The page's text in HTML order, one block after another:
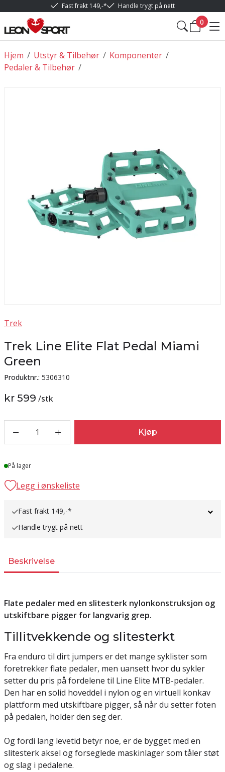
Fast frakt 149,-* Handle trygt på nett
0
/
Hjem /
Utstyr & Tilbehør /
Komponenter
/
Pedaler & Tilbehør
Trek
Trek Line Elite Flat Pedal Miami
Green
Produktnr.: 5306310
kr 599 /stk
1 Kjøp
Lager
På lager
Legg i ønskeliste
Fast frakt 149,-*
Handle trygt på nett
Beskrivelse
Flate pedaler med en slitesterk nylonkonstruksjon og
utskiftbare pigger for langvarig grep.
Tillitvekkende og slitesterkt
Fra enduro til dirt jumpers er det mange syklister som
foretrekker flate pedaler, men uansett hvor du sykler
setter du pris på fordelene til Line Elite MTB-pedaler.
Den har en solid hoveddel i nylon og en virtuell konkav
plattform med utskiftbare pigger, så når du setter foten
på pedalen, holder den seg der.
Og fordi lang levetid betyr noe, er de bygget med en
slitesterk aksel og forseglede maskinlager som tåler støt
og slag i pedalene.